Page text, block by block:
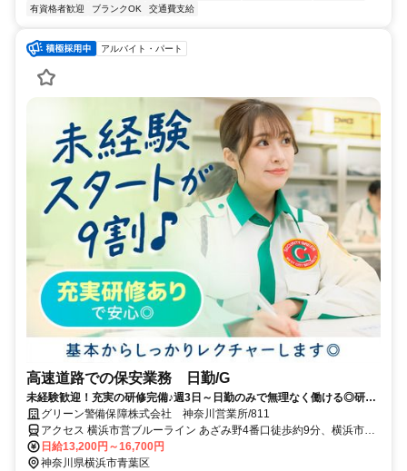
有資格者歓迎
ブランクOK 交通費支給
アルバイト・パート
高速道路での保安業務 日勤/G
未経験歓迎！充実の研修完備♪週3日～日勤のみで無理なく働ける◎研修
中から日払い可能！
グリーン警備保障株式会社 神奈川営業所/811
アクセス 横浜市営ブルーライン あざみ野4番口徒歩約9分、横浜市営
ブルーライン あざみ野4番口徒歩約9分、東急田園都市線 江田（神奈
川県）西口徒歩約17分 あざみ野駅周辺の現場★直行直帰OK★神奈川
日給13,200円～16,700円
神奈川県横浜市青葉区